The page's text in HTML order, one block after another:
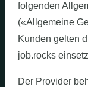
folgenden
(«Allgemeine
Kunden gelten
job.rocks
Der Provider